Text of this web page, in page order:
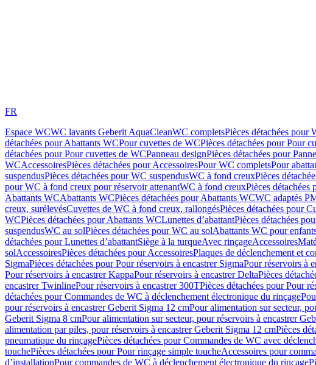
FR
Espace WCWC lavants Geberit AquaCleanWC completsPièces détachées pour
détachées pour Abattants WCPour cuvettes de WCPièces détachées pour Pour
détachées pour Pour cuvettes de WCPanneau designPièces détachées pour
WCAccessoiresPièces détachées pour AccessoiresPour WC completsPour
suspendusPièces détachées pour WC suspendusWC à fond creuxPièces
pour WC à fond creux pour réservoir attenantWC à fond creuxPièces
Abattants WCAbattants WCPièces détachées pour Abattants WCWC adaptés
creux, surélevésCuvettes de WC à fond creux, rallongésPièces détachées pour
WCPièces détachées pour Abattants WCLunettes d’abattantPièces détachées
suspendusWC au solPièces détachées pour WC au solAbattants WC pour
détachées pour Lunettes d’abattantSiège à la turqueAvec rinçageAccessoires
solAccessoiresPièces détachées pour AccessoiresPlaques de déclenchement et
SigmaPièces détachées pour Pour réservoirs à encastrer SigmaPour réservoirs à
Pour réservoirs à encastrer KappaPour réservoirs à encastrer DeltaPièces
encastrer TwinlinePour réservoirs à encastrer 300TPièces détachées pour Pour
détachées pour Commandes de WC à déclenchement électronique du rinçage
pour réservoirs à encastrer Geberit Sigma 12 cmPour alimentation sur secteur,
Geberit Sigma 8 cmPour alimentation sur secteur, pour réservoirs à encastrer
alimentation par piles, pour réservoirs à encastrer Geberit Sigma 12 cmPièces
pneumatique du rinçagePièces détachées pour Commandes de WC avec
touchePièces détachées pour Pour rinçage simple toucheAccessoires pour
d’installationPour commandes de WC à déclenchement électronique du rinçage